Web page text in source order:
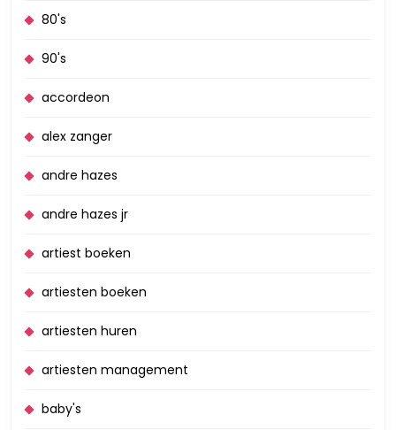
80's
90's
accordeon
alex zanger
andre hazes
andre hazes jr
artiest boeken
artiesten boeken
artiesten huren
artiesten management
baby's